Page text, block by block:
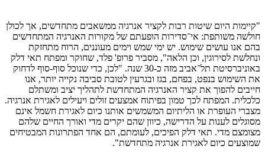
"קיימות היום שיטות רבות לקציר אנרגיה ממשאבים מתחדשים, אך לכולן
חולשה משותפת: אי־סדירות הופעתם של מקורות האנרגיה המתחדשים
בהם אנו עושים שימוש. יש ימי שמש וימים מעוננים, הרוח מתחזקת
ונחלשת לסירוגין, וכן הלאה", מסביר פרופ' פלד, שחוקר ומפתח תאי דלק
באוניברסיטת תל־אביב מזה כ-30 שנה. "לכן, כדי שנוכל סוף-סוף לדחוק
את השימוש בנפט, בפחם, בגז ובגרעין לטובת סביבה נקייה יותר, אנו
חייבים להפוך את קציר האנרגיה המתחדשת לתהליך יציב ומשתלם
כלכלית. המפתח לכך טמון בפיתוח אמצעים זולים ויעילים לאגירת אנרגיה.
מצברי העופרת או הליתיום המשמשים אותנו כיום לאגירת חשמל אינם
מסוגלים לענות על הדרישה, כיוון שהם יקרים מדי ואורך החיים שלהם
מצומצם מדי. תאי דלק הפיכים, לעומתם, הם אחד הפתרונות המבטיחים
שמוצעים כיום לאגירת אנרגיה מתחדשת".